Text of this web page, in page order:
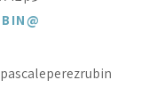
@PASCALEPEREZRUBIN
pascaleperezrubin